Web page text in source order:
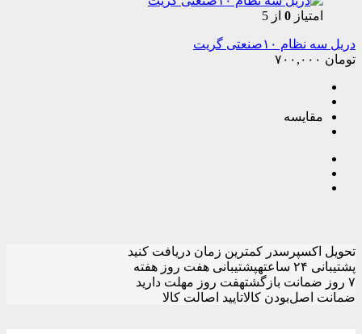
امتیاز 0 از 5
دریل سه نظام ۱۰صنعتی گریت
تومان
مقایسه
تحویل اکسپرسدر کمترین زمان دریافت کنید
پشتیبانی ۲۴ ساعته
پشتیبانی هفت روز هفته
۷ روز ضمانت بازگشت
هفت روز مهلت دارید
ضمانت اصل‌بودن کالاتایید اصالت کالا